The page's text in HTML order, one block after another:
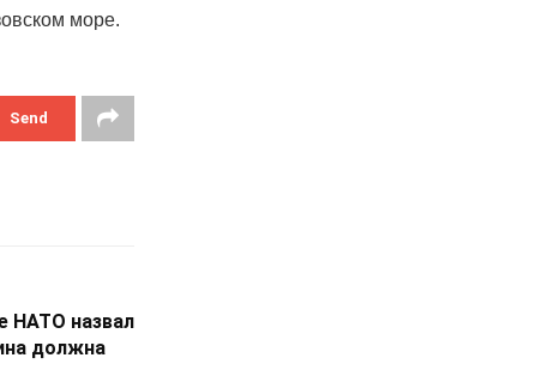
море.
Send
НАТО назвал
должна